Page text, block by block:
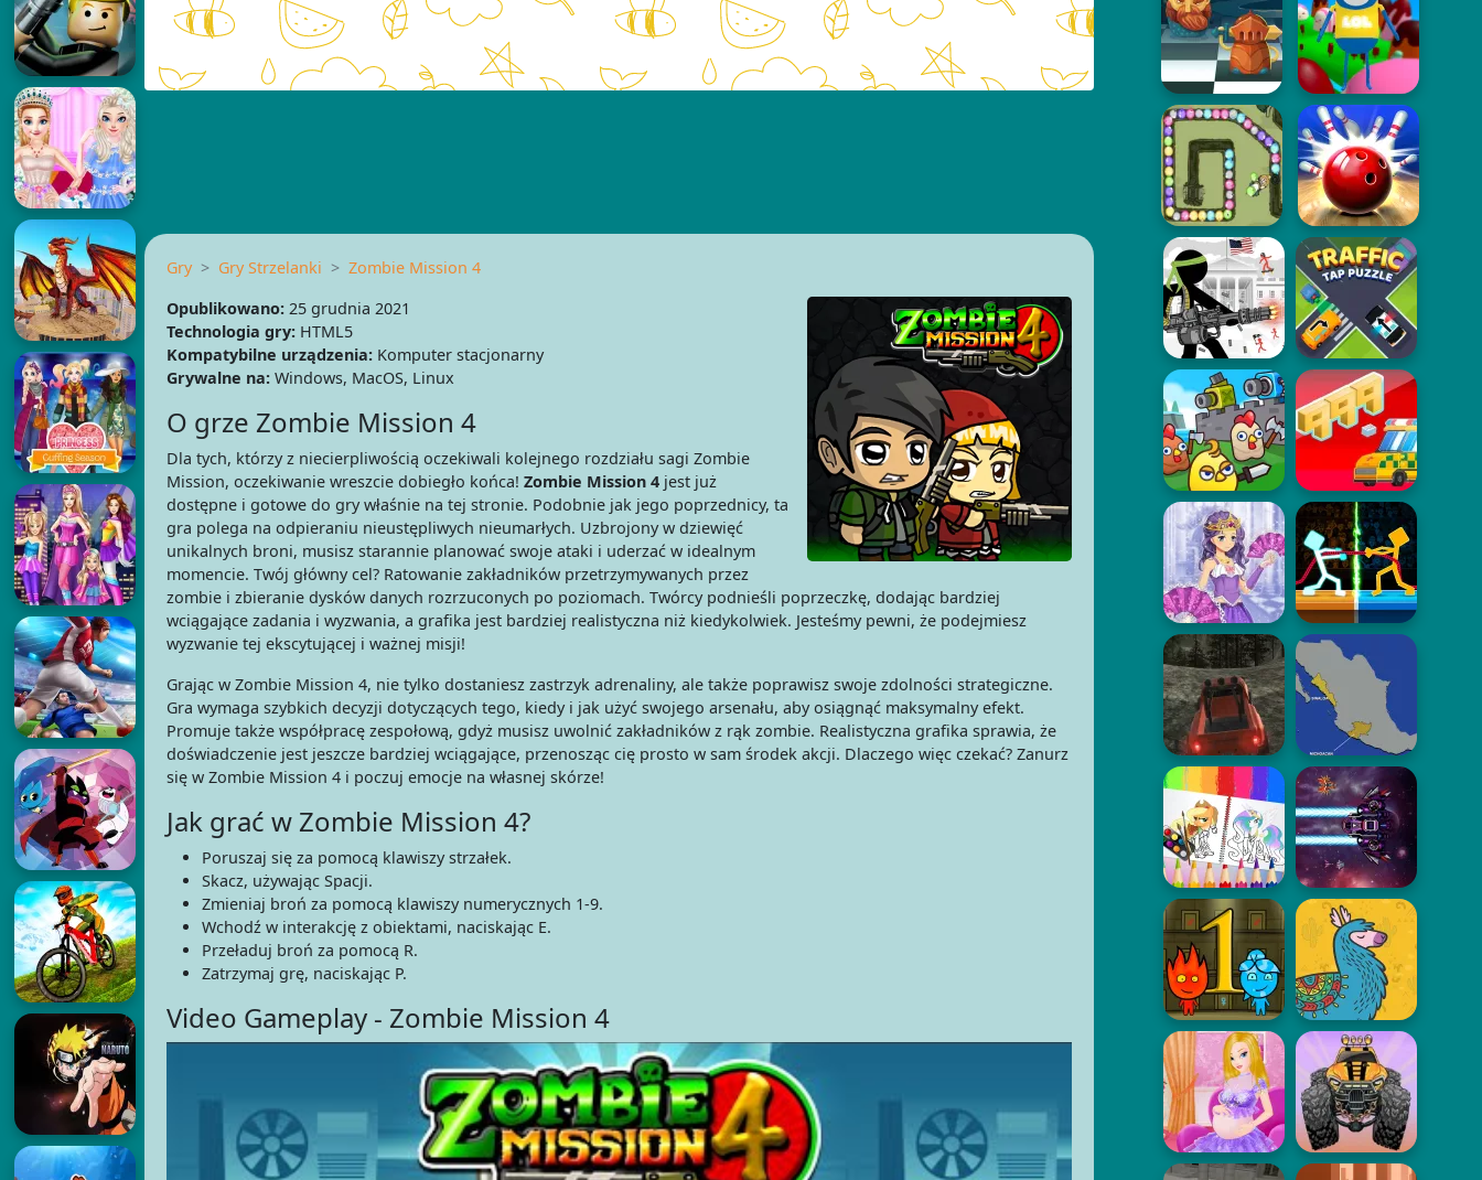
Gry Gry Strzelanki
Zombie Mission 4
Opublikowano:25 grudnia 2021
Technologia gry:HTML5
Kompatybilne urządzenia:Komputer stacjonarny
Grywalne na:Windows, MacOS, Linux
O grze Zombie Mission 4
Dla tych, którzy z niecierpliwością oczekiwali kolejnego rozdziału sagi Zombie
Mission, oczekiwanie wreszcie dobiegło końca! Zombie Mission 4jest już
dostępne i gotowe do gry właśnie na tej stronie. Podobnie jak jego poprzednicy, ta
gra polega na odpieraniu nieustępliwych nieumarłych. Uzbrojony w dziewięć
unikalnych broni, musisz starannie planować swoje ataki i uderzać w idealnym
momencie. Twój główny cel? Ratowanie zakładników przetrzymywanych przez
zombie i zbieranie dysków danych rozrzuconych po poziomach. Twórcy podnieśli poprzeczkę, dodając bardziej
wciągające zadania i wyzwania, a grafika jest bardziej realistyczna niż kiedykolwiek. Jesteśmy pewni, że podejmiesz
wyzwanie tej ekscytującej i ważnej misji!
Grając w Zombie Mission 4, nie tylko dostaniesz zastrzyk adrenaliny, ale także poprawisz swoje zdolności strategiczne.
Gra wymaga szybkich decyzji dotyczących tego, kiedy i jak użyć swojego arsenału, aby osiągnąć maksymalny efekt.
Promuje także współpracę zespołową, gdyż musisz uwolnić zakładników z rąk zombie. Realistyczna grafika sprawia, że
doświadczenie jest jeszcze bardziej wciągające, przenosząc cię prosto w sam środek akcji. Dlaczego więc czekać? Zanurz
się w Zombie Mission 4 i poczuj emocje na własnej skórze!
Jak grać w Zombie Mission 4?
Poruszaj się za pomocą klawiszy strzałek.
Skacz, używając Spacji.
Zmieniaj broń za pomocą klawiszy numerycznych 1-9.
Wchodź w interakcję z obiektami, naciskając E.
Przeładuj broń za pomocą R.
Zatrzymaj grę, naciskając P.
Video Gameplay - Zombie Mission 4